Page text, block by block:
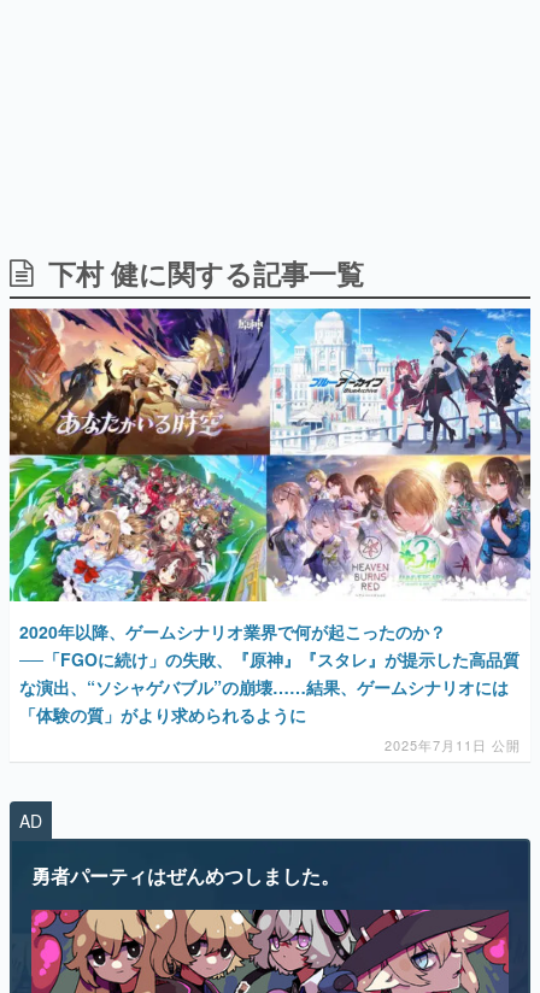
「経験値」「裏技」「ラスボス」… ゲームにまつわる言葉
の起源や用法の変遷を、コンピューター文化史研究家・タ
イニーP氏が徹底調査。
カテゴリ
特集記事
マンガ
女性向け
アプリレビュー
その他
電ファミニコゲーマーとは？
運営：株式会社マレ
下村 健に関する記事一覧
2020年以降、ゲームシナリオ業界で何が起こったのか？
──「FGOに続け」の失敗、『原神』『スタレ』が提示した高品質
な演出、“ソシャゲバブル”の崩壊……結果、ゲームシナリオには
「体験の質」がより求められるように
2025年7月11日 公開
AD
勇者パーティはぜんめつしました。